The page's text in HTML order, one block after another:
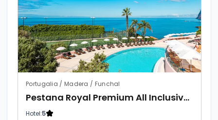
Portugalia / Madera / Funchal
Pestana Royal Premium All Inclusive Ocean & Spa
Hotel:5